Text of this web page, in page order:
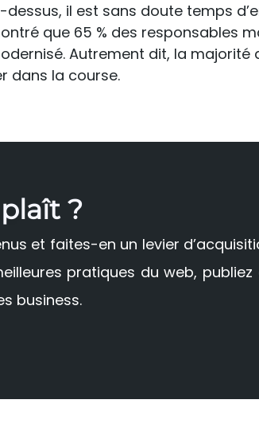
il est sans doute temps
que 65 % des responsables
Autrement dit, la majorité
dans la course.
?
et faites-en un levier
pratiques du web, publiez
business.